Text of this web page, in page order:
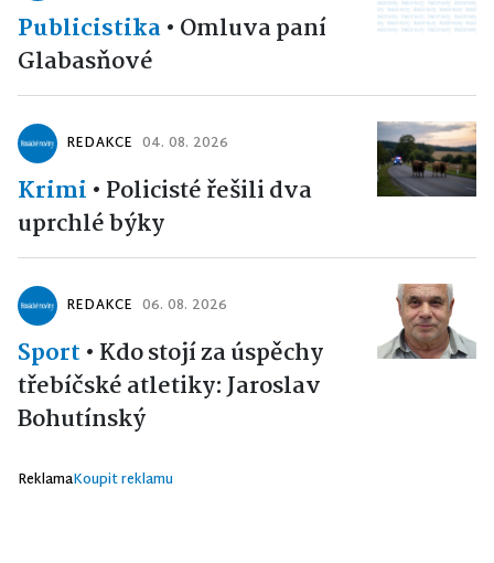
Publicistika• Omluva paní
Glabasňové
REDAKCE 04. 08. 2026
Krimi • Policisté řešili dva
uprchlé býky
REDAKCE 06. 08. 2026
Sport • Kdo stojí za úspěchy
třebíčské atletiky: Jaroslav
Bohutínský
ReklamaKoupit reklamu